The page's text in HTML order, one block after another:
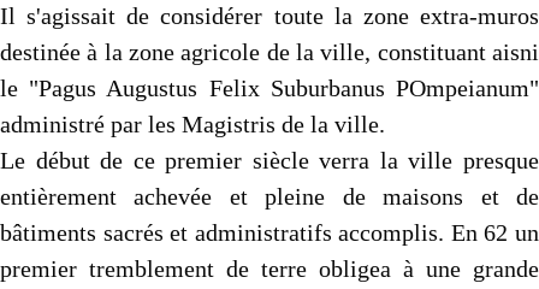
Il s'agissait de considérer toute la zone extra-muros
destinée à la zone agricole de la ville, constituant aisni
le "Pagus Augustus Felix Suburbanus POmpeianum"
administré par les Magistris de la ville.
Le début de ce premier siècle verra la ville presque
entièrement achevée et pleine de maisons et de
bâtiments sacrés et administratifs accomplis. En 62 un
premier tremblement de terre obligea à une grande